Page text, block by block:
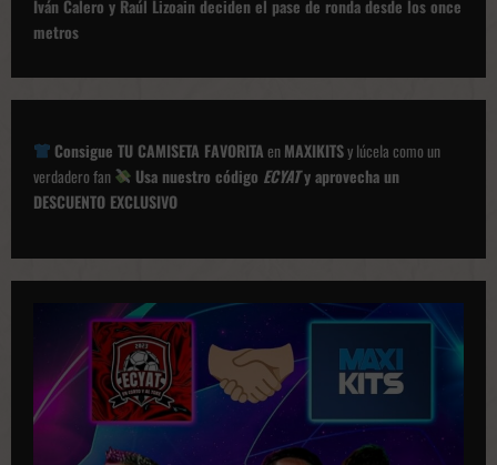
g
a
c
i
ó
n
e
b
l
Iván Calero y Raúl Lizoain deciden el pase de ronda desde los once
metros
Consigue TU CAMISETA FAVORITAenMAXIKITSy lúcela como un
verdadero fan
Usa nuestro código ECYATy aprovecha un
DESCUENTO EXCLUSIVO